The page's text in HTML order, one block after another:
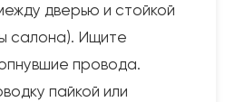
дверью и стойкой
салона). Ищите
провода.
пайкой или